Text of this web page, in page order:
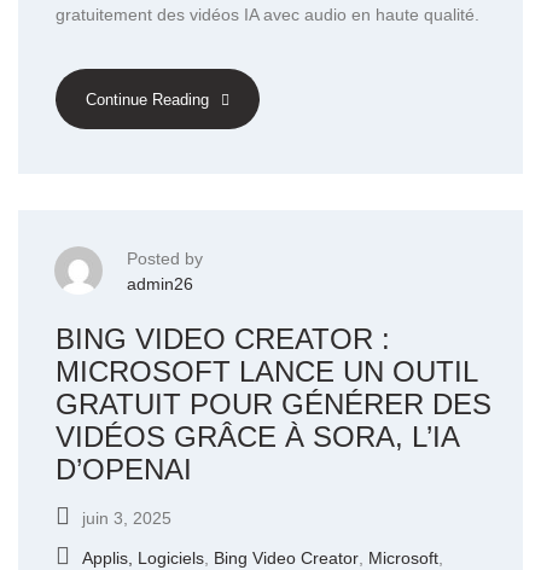
gratuitement des vidéos IA avec audio en haute qualité.
Continue Reading
Posted by
admin26
BING VIDEO CREATOR :
MICROSOFT LANCE UN OUTIL
GRATUIT POUR GÉNÉRER DES
VIDÉOS GRÂCE À SORA, L’IA
D’OPENAI
juin 3, 2025
Applis, Logiciels Bing Video Creator Microsoft